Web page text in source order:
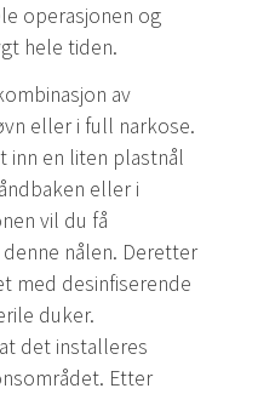
operasjonen og
hele tiden.
av
eller i full narkose.
inn en liten plastnål
eller i
vil du få
nålen. Deretter
med desinfiserende
duker.
det installeres
Etter